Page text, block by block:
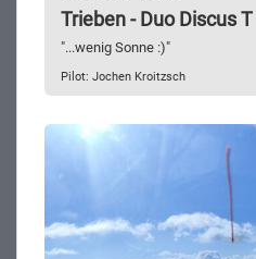
Trieben - Duo Discus T
"...wenig Sonne :)"
Pilot: Jochen Kroitzsch